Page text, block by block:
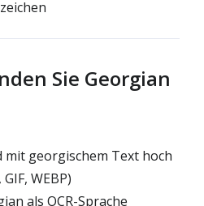
Sie Georgian
mit georgischem Text hoch
WEBP)
als OCR-Sprache